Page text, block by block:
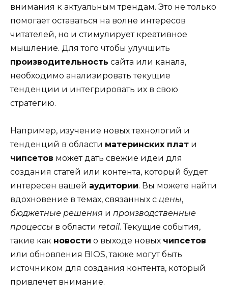
внимания к актуальным трендам. Это не только
помогает оставаться на волне интересов
читателей, но и стимулирует креативное
мышление. Для того чтобы улучшить
производительность сайта или канала,
необходимо анализировать текущие
тенденции и интегрировать их в свою
стратегию.
Например, изучение новых технологий и
тенденций в области материнских плат и
чипсетов может дать свежие идеи для
создания статей или контента, который будет
интересен вашей аудитории. Вы можете найти
вдохновение в темах, связанных с цены,
бюджетные решения и производственные
процессы в области retail. Текущие события,
такие как новости о выходе новых чипсетов
или обновления BIOS, также могут быть
источником для создания контента, который
привлечет внимание.